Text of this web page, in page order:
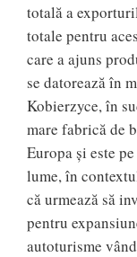
totală a
totale pentru
care a ajuns
se datorează în
Kobierzyce, în
mare fabrică de
Europa şi este
lume, în
că urmează să
pentru
autoturisme